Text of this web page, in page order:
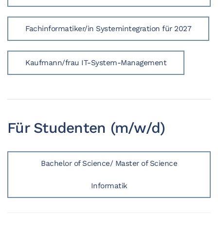
Fachinformatiker/in Systemintegration für 2027
Kaufmann/frau IT-System-Management
Für Studenten (m/w/d)
Bachelor of Science/ Master of Science
Informatik